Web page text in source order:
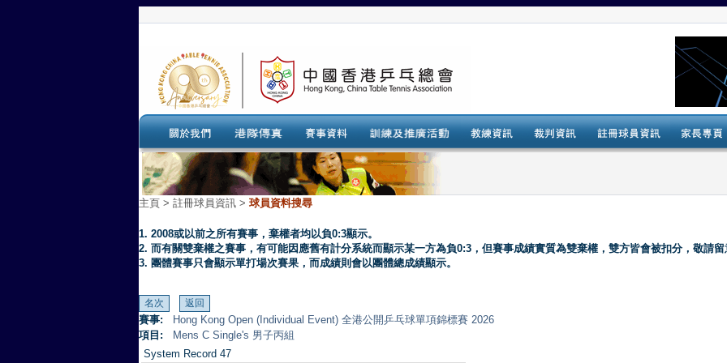
主頁 > 註冊球員資訊 > 球員資料搜尋
1. 2008或以前之所有賽事，棄權者均以負0:3顯示。
2. 而有關雙棄權之賽事，有可能因應舊有計分系統而顯示某一方為負0:3，但賽事成績實質為雙棄權，雙方皆會被扣分，敬請留
3. 團體賽事只會顯示單打場次賽果，而成績則會以團體總成績顯示。
賽事:
Hong Kong Open (Individual Event) 全港公開乒乓球單項錦標賽 2026
項目:
Mens C Single's 男子丙組
System Record 47